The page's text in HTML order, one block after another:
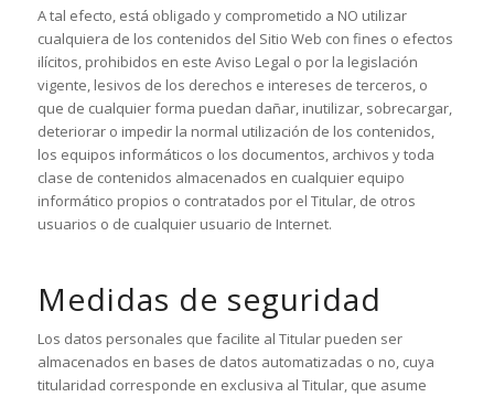
A tal efecto, está obligado y comprometido a NO utilizar
cualquiera de los contenidos del Sitio Web con fines o efectos
ilícitos, prohibidos en este Aviso Legal o por la legislación
vigente, lesivos de los derechos e intereses de terceros, o
que de cualquier forma puedan dañar, inutilizar, sobrecargar,
deteriorar o impedir la normal utilización de los contenidos,
los equipos informáticos o los documentos, archivos y toda
clase de contenidos almacenados en cualquier equipo
informático propios o contratados por el Titular, de otros
usuarios o de cualquier usuario de Internet.
Medidas de seguridad
Los datos personales que facilite al Titular pueden ser
almacenados en bases de datos automatizadas o no, cuya
titularidad corresponde en exclusiva al Titular, que asume